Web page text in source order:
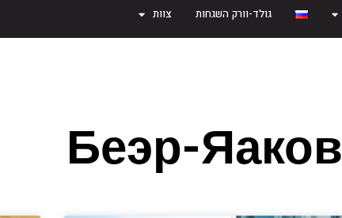
גולד-וורק השגחות צוות
Беэр-Яаков